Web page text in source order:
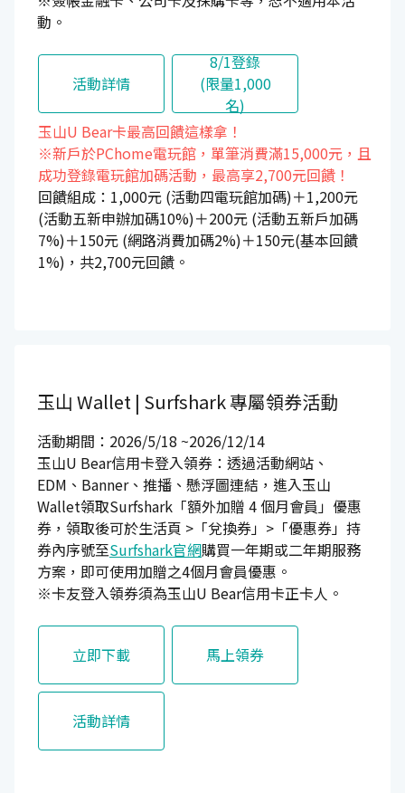
動。
活動詳情
8/1登錄
(限量1,000
名)
玉山U Bear卡最高回饋這樣拿！
※新戶於PChome電玩館，單筆消費滿15,000元，且
成功登錄電玩館加碼活動，最高享2,700元回饋！
回饋組成：1,000元 (活動四電玩館加碼)＋1,200元
(活動五新申辦加碼10%)＋200元 (活動五新戶加碼
7%)＋150元 (網路消費加碼2%)＋150元(基本回饋
1%)，共2,700元回饋。
玉山 Wallet | Surfshark專屬領券活動
活動期間：2026/5/18 ~2026/12/14
玉山U Bear信用卡登入領券：透過活動網站、
EDM、Banner、推播、懸浮圖連結，進入玉山
Wallet領取Surfshark「額外加贈 4 個月會員」優惠
券，領取後可於生活頁 >「兌換券」>「優惠券」持
券內序號至Surfshark官網購買一年期或二年期服務
方案，即可使用加贈之4個月會員優惠。
※卡友登入領券須為玉山U Bear信用卡正卡人。
立即下載 馬上領券
活動詳情